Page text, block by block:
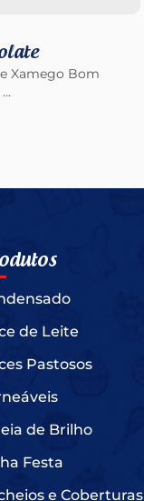
Xamego Bom
de Leite
Pastosos
de Brilho
Festa
e Coberturas